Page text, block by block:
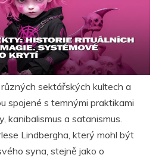
sektářských kultech a
spojené s temnými praktikami
kanibalismus a satanismus.
Lindbergha, který mohl být
syna, stejně jako o